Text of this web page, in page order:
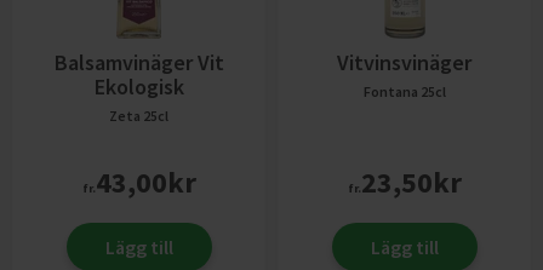
Balsamvinäger Vit
Ekologisk
Zeta 25cl
fr.43,00kr
Lägg till
Vitvinsvinäger
Fontana 25cl
fr.23,50kr
Lägg till